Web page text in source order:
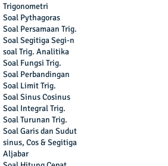
Trigonometri
Soal Pythagoras
Soal Persamaan Trig.
Soal Segitiga Segi-n
soal Trig. Analitika
Soal Fungsi Trig.
Soal Perbandingan
Soal Limit Trig.
Soal Sinus Cosinus
Soal Integral Trig.
Soal Turunan Trig.
Soal Garis dan Sudut
sinus, Cos & Segitiga
Aljabar